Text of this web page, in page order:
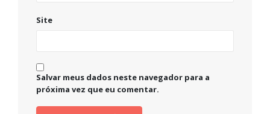
Site
Salvar meus dados neste navegador para a
próxima vez que eu comentar.